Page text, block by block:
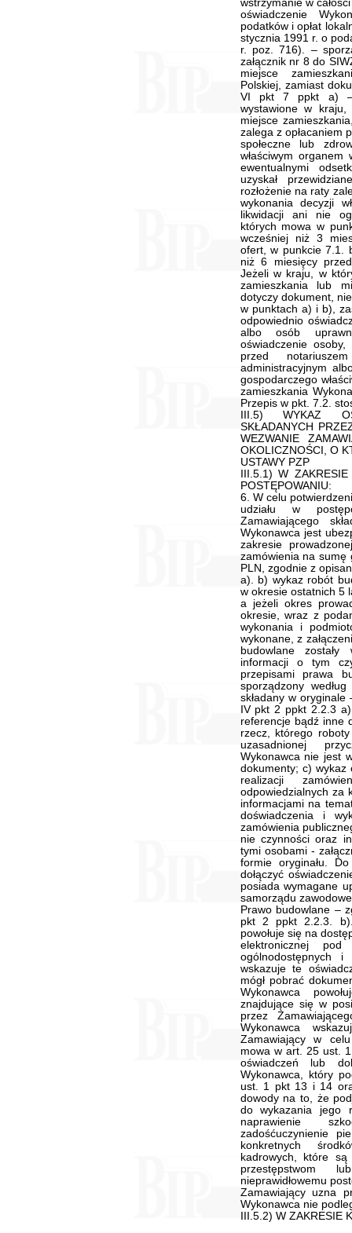
wstrzymanie w
oświadczenie
podatków i opłat
stycznia 1991 r. o
r. poz. 716). –
załącznik nr 8 do
miejsce
Polskiej, zamiast
VI pkt 7 ppkt a) –
wystawione w
miejsce
zalega z opłacaniem
społeczne lub
właściwym
ewentualnymi
uzyskał
rozłożenie na raty
wykonania decyzji
likwidacji ani nie
których mowa w
wcześniej niż 3
ofert, w punkcie 7.1.
niż 6 miesięcy
Jeżeli w kraju, w
zamieszkania lub
dotyczy dokument,
w punktach a) i b),
odpowiednio
albo osób
oświadczenie osoby,
przed
administracyjnym
gospodarczego
zamieszkania
Przepis w pkt. 7.2.
III.5) WYKAZ
SKŁADANYCH
WEZWANIE
OKOLICZNOŚCI, O
USTAWY PZP
III.5.1) W
POSTĘPOWANIU:
6. W celu
udziału w
Zamawiającego
Wykonawca jest
zakresie
zamówienia na sumę
PLN, zgodnie z
a). b) wykaz robót
w okresie ostatnich 5
a jeżeli okres
okresie, wraz z
wykonania i
wykonane, z
budowlane
informacji o tym
przepisami prawa
sporządzony
składany w
IV pkt 2 ppkt 2.2.3
referencje bądź inne
rzecz, którego
uzasadnionej
Wykonawca nie jest
dokumenty; c) wykaz
realizacji
odpowiedzialnych za
informacjami na
doświadczenia i
zamówienia
nie czynności oraz
tymi osobami -
formie oryginału.
dołączyć
posiada wymagane
samorządu
Prawo budowlane –
pkt 2 ppkt 2.2.3.
powołuje się na
elektronicznej pod
ogólnodostępnych i
wskazuje te
mógł pobrać
Wykonawca
znajdujące się w
przez
Wykonawca
Zamawiający w
mowa w art. 25 ust.
oświadczeń lub
Wykonawca, który
ust. 1 pkt 13 i 14
dowody na to, że
do wykazania jego
naprawienie
zadośćuczynienie
konkretnych
kadrowych, które
przestępstwom
nieprawidłowemu
Zamawiający uzna
Wykonawca nie
III.5.2) W ZAKRESIE